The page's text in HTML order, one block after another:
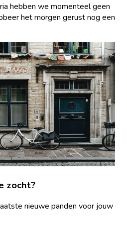
hebben we momenteel geen
het morgen gerust nog een
zocht?
nieuwe panden voor jouw